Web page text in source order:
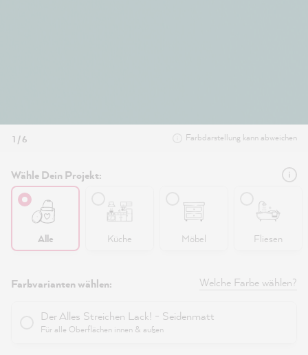
1 / 6 Farbdarstellung kann abweichen
Wähle Dein Projekt:
Alle Küche Möbel Fliesen
Farbvarianten wählen: Welche Farbe wählen?
Der Alles Streichen Lack! - Seidenmatt
Für alle Oberflächen innen & außen